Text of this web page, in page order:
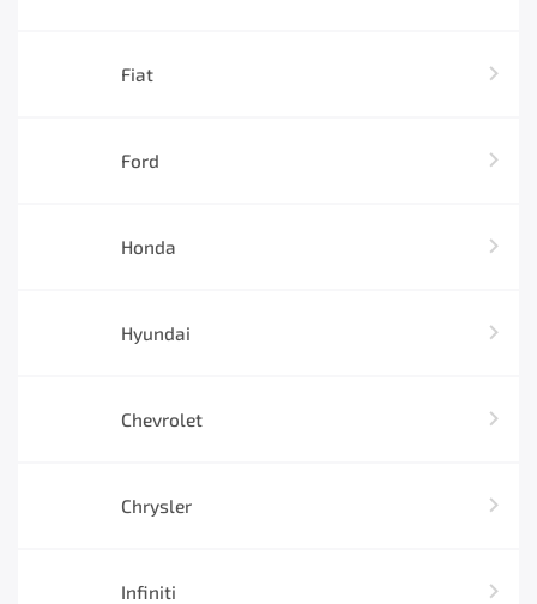
Fiat
Ford
Honda
Hyundai
Chevrolet
Chrysler
Infiniti